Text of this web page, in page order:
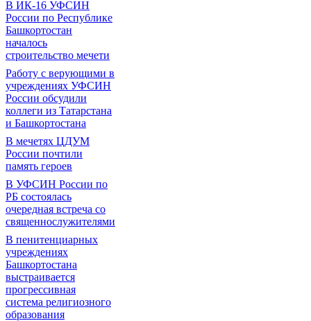
В ИК-16 УФСИН
России по Республике
Башкортостан
началось
строительство мечети
Работу с верующими в
учреждениях УФСИН
России обсудили
коллеги из Татарстана
и Башкортостана
В мечетях ЦДУМ
России почтили
память героев
В УФСИН России по
РБ состоялась
очередная встреча со
священнослужителями
В пенитенциарных
учреждениях
Башкортостана
выстраивается
прогрессивная
система религиозного
образования